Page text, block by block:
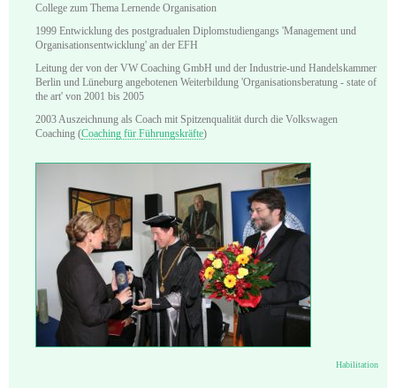
College zum Thema Lernende Organisation
1999 Entwicklung des postgradualen Diplomstudiengangs 'Management und
Organisationsentwicklung' an der EFH
Leitung der von der VW Coaching GmbH und der Industrie-und Handelskammer
Berlin und Lüneburg angebotenen Weiterbildung 'Organisationsberatung - state of
the art' von 2001 bis 2005
2003 Auszeichnung als Coach mit Spitzenqualität durch die Volkswagen
Coaching (Coaching für Führungskräfte)
Habilitation